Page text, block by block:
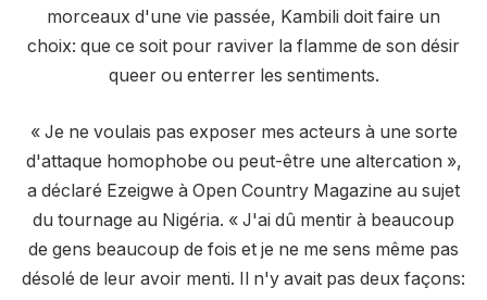
morceaux d'une vie passée, Kambili doit faire un
choix: que ce soit pour raviver la flamme de son désir
queer ou enterrer les sentiments.
« Je ne voulais pas exposer mes acteurs à une sorte
d'attaque homophobe ou peut-être une altercation »,
a déclaré Ezeigwe à Open Country Magazine au sujet
du tournage au Nigéria. « J'ai dû mentir à beaucoup
de gens beaucoup de fois et je ne me sens même pas
désolé de leur avoir menti. Il n'y avait pas deux façons: